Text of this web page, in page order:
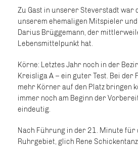
Zu Gast in unserer Steverstadt war
unserem ehemaligen Mitspieler
Darius Brüggemann, der
Lebensmittelpunkt hat.
Körne: Letztes Jahr noch in der
Kreisliga A – ein guter Test. Bei der
mehr Körner auf den Platz bringen
immer noch am Beginn der
eindeutig.
Nach Führung in der 21. Minute für
Ruhrgebiet, glich Rene